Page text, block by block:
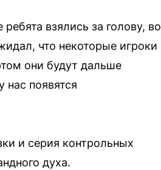
взялись за голову, во
что некоторые игроки
они будут дальше
нас появятся
и серия контрольных
духа.